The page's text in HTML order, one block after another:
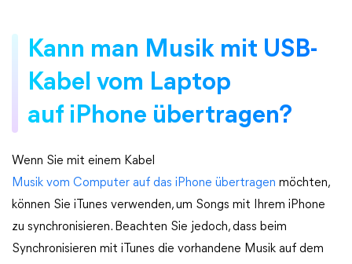
Kann man Musik mit USB-
Kabel vom Laptop
auf iPhone übertragen?
Wenn Sie mit einem Kabel
Musik vom Computer auf das iPhone übertragen möchten,
können Sie iTunes verwenden, um Songs mit Ihrem iPhone
zu synchronisieren. Beachten Sie jedoch, dass beim
Synchronisieren mit iTunes die vorhandene Musik auf dem